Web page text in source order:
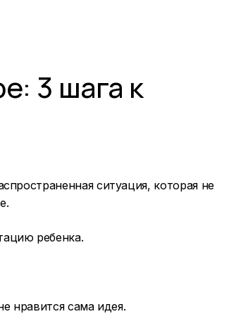
3 шага к
ситуация, которая не
ребенка.
нравится сама идея.